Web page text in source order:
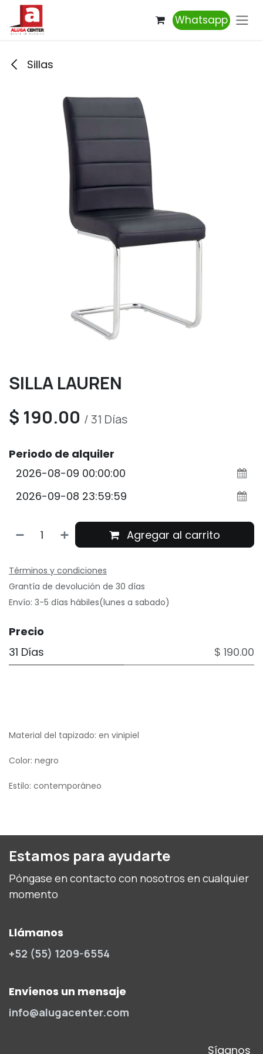
Ir al contenido
Whatsapp
Sillas
SILLA LAUREN
$ 190.00 /31 Días
Periodo de alquiler
Agregar al carrito
Términos y condiciones
Grantía de devolución de 30 días
Envío: 3-5 días hábiles(lunes a sabado)
Precio
31 Días
$ 190.00
Material del tapizado: en vinipiel
Color: negro
Estilo: contemporáneo
Estamos para ayudarte
Póngase en contacto con nosotros en cualquier
momento
Llámanos
+52 (55) 1209-6554
Envíenos un mensaje
info@alugacenter.com
Síganos